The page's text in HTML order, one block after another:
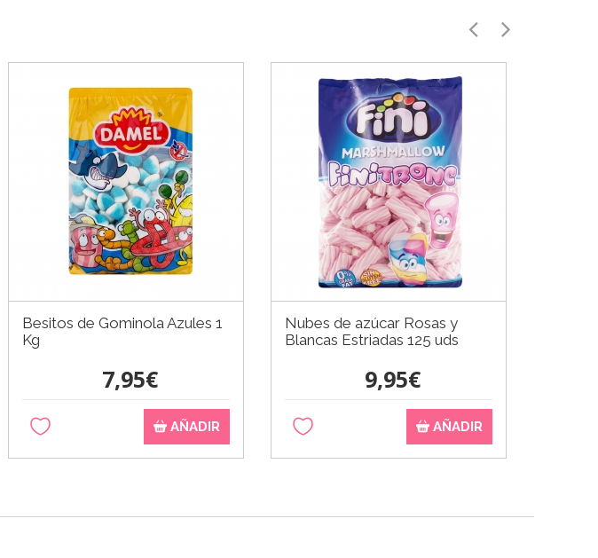
Besitos de Gominola Azules 1
Kg
7,95€
AÑADIR
Nubes de azúcar Rosas y
Blancas Estriadas 125 uds
9,95€
AÑADIR